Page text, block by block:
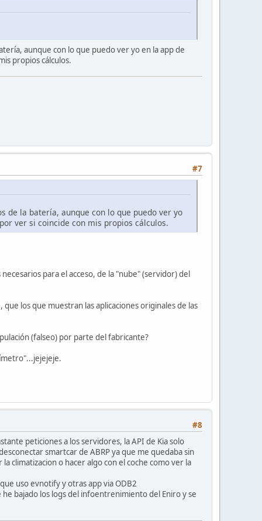
aunque con lo que puedo ver yo en la app de
propios cálculos.
#7
de la batería, aunque con lo que puedo ver yo
ver si coincide con mis propios cálculos.
para el acceso, de la "nube" (servidor) del
los que muestran las aplicaciones originales de las
(falseo) por parte del fabricante?
#8
peticiones a los servidores, la API de Kia solo
smartcar de ABRP ya que me quedaba sin
climatizacion o hacer algo con el coche como ver la
uso evnotify y otras app via ODB2
bajado los logs del infoentrenimiento del Eniro y se